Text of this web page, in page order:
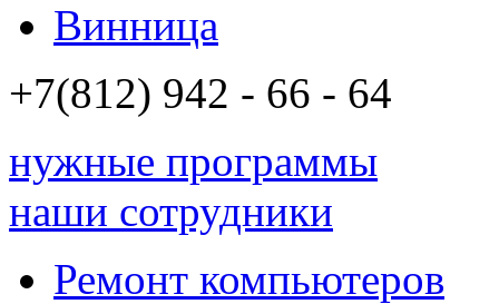
Винница
+7(812) 942 - 66 - 64
нужные программы
наши сотрудники
Ремонт компьютеров